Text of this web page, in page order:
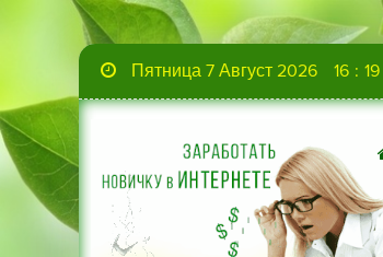
Пятница 7 Август 2026 16 : 19